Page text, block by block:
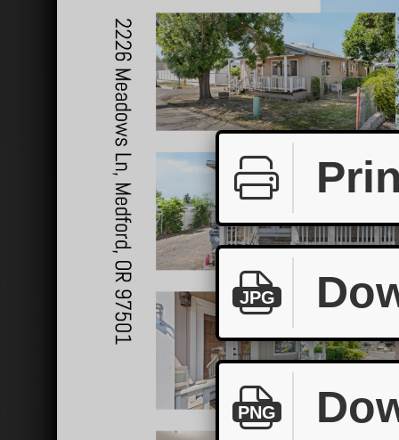
JPG
PNG